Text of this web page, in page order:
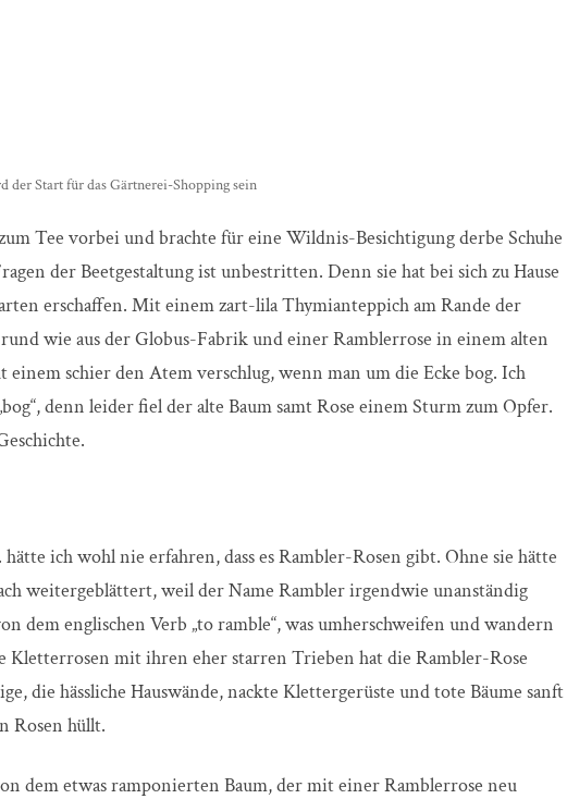
der Start für das Gärtnerei-Shopping sein
Tee vorbei und brachte für eine Wildnis-Besichtigung derbe Schuhe
der Beetgestaltung ist unbestritten. Denn sie hat bei sich zu Hause
erschaffen. Mit einem zart-lila Thymianteppich am Rande der
rund wie aus der Globus-Fabrik und einer Ramblerrose in einem alten
einem schier den Atem verschlug, wenn man um die Ecke bog. Ich
denn leider fiel der alte Baum samt Rose einem Sturm zum Opfer.
ich wohl nie erfahren, dass es Rambler-Rosen gibt. Ohne sie hätte
weitergeblättert, weil der Name Rambler irgendwie unanständig
dem englischen Verb „to ramble“, was umherschweifen und wandern
Kletterrosen mit ihren eher starren Trieben hat die Rambler-Rose
die hässliche Hauswände, nackte Klettergerüste und tote Bäume sanft
Rosen hüllt.
dem etwas ramponierten Baum, der mit einer Ramblerrose neu